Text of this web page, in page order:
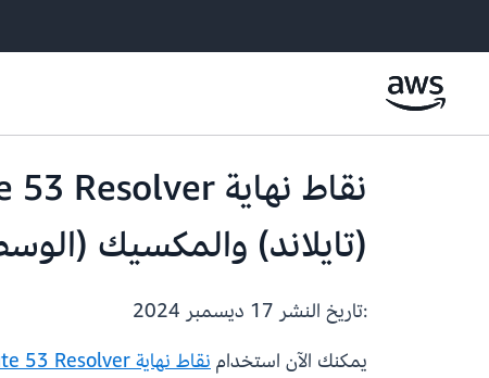
(تايلاند) والمكسيك
:تاريخ النشر
يمكنك الآن استخدامنقاط نهاية Amazon Route 53 Resolver